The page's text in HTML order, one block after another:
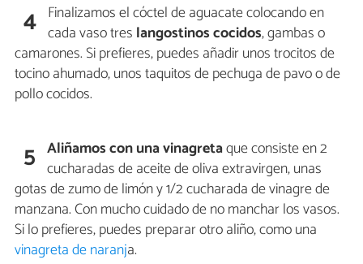
4 Finalizamos el cóctel de aguacate colocando en
cada vaso tres langostinos cocidos, gambas o
camarones. Si prefieres, puedes añadir unos trocitos de
tocino ahumado, unos taquitos de pechuga de pavo o de
pollo cocidos.
5 Aliñamos con una vinagretaque consiste en 2
cucharadas de aceite de oliva extravirgen, unas
gotas de zumo de limón y 1/2 cucharada de vinagre de
manzana. Con mucho cuidado de no manchar los vasos.
Si lo prefieres, puedes preparar otro aliño, como una
vinagreta de naranja.